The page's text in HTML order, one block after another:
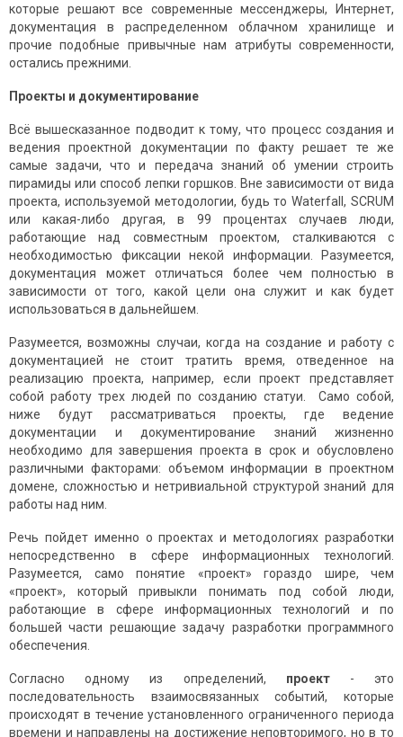
которые решают все современные мессенджеры, Интернет,
документация в распределенном облачном хранилище и
прочие подобные привычные нам атрибуты современности,
остались прежними.
Проекты и документирование
Всё вышесказанное подводит к тому, что процесс создания и
ведения проектной документации по факту решает те же
самые задачи, что и передача знаний об умении строить
пирамиды или способ лепки горшков. Вне зависимости от вида
проекта, используемой методологии, будь то Waterfall, SCRUM
или какая-либо другая, в 99 процентах случаев люди,
работающие над совместным проектом, сталкиваются с
необходимостью фиксации некой информации. Разумеется,
документация может отличаться более чем полностью в
зависимости от того, какой цели она служит и как будет
использоваться в дальнейшем.
Разумеется, возможны случаи, когда на создание и работу с
документацией не стоит тратить время, отведенное на
реализацию проекта, например, если проект представляет
собой работу трех людей по созданию статуи. Само собой,
ниже будут рассматриваться проекты, где ведение
документации и документирование знаний жизненно
необходимо для завершения проекта в срок и обусловлено
различными факторами: объемом информации в проектном
домене, сложностью и нетривиальной структурой знаний для
работы над ним.
Речь пойдет именно о проектах и методологиях разработки
непосредственно в сфере информационных технологий.
Разумеется, само понятие «проект» гораздо шире, чем
«проект», который привыкли понимать под собой люди,
работающие в сфере информационных технологий и по
большей части решающие задачу разработки программного
обеспечения.
Согласно одному из определений, проект- это
последовательность взаимосвязанных событий, которые
происходят в течение установленного ограниченного периода
времени и направлены на достижение неповторимого, но в то